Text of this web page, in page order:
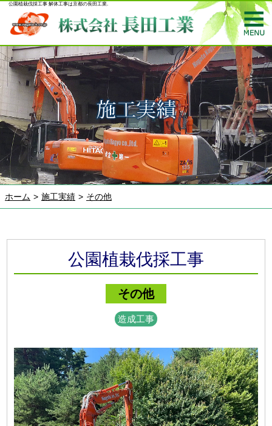
公園植栽伐採工事 解体工事は京都の長田工業.
ホーム 施工実績 その他
公園植栽伐採工事
その他
造成工事